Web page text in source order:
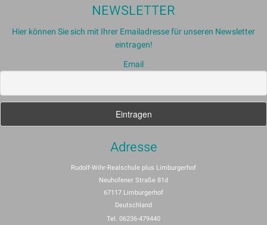
NEWSLETTER
Hier können Sie sich mit Ihrer Emailadresse für unseren Newsletter
eintragen!
Email
Adresse
Rudolf-Wihr-Realschule plus Limburgerhof
Neuhofener Straße 81d
67117 Limburgerhof
Deutschland
Tel. 06236-479440